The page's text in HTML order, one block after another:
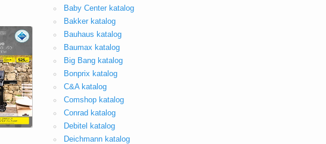
Baby Center katalog
Bakker katalog
Bauhaus katalog
Baumax katalog
Big Bang katalog
Bonprix katalog
C&A katalog
Comshop katalog
Conrad katalog
Debitel katalog
Deichmann katalog